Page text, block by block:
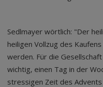
Sedlmayer wörtlich: "Der
heiligen Vollzug des
werden. Für die
wichtig, einen Tag in der
stressigen Zeit des